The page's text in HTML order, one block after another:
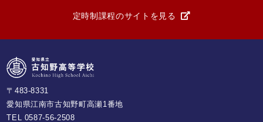
定時制課程のサイトを見る
〒483-8331
愛知県江南市古知野町高瀬1番地
TEL 0587-56-2508